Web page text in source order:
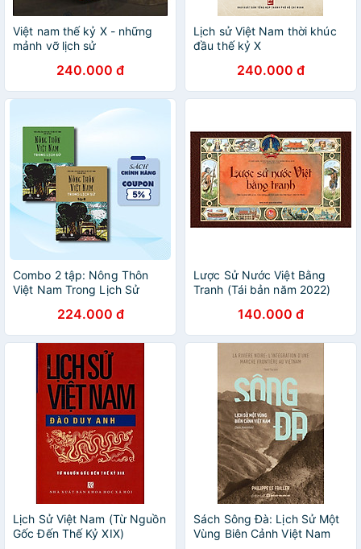
Việt nam thế kỷ X - những
mảnh vỡ lịch sử
240.000 đ
Lịch sử Việt Nam thời khúc
đầu thế kỷ X
240.000 đ
Combo 2 tập: Nông Thôn
Việt Nam Trong Lịch Sử
224.000 đ
Lược Sử Nước Việt Bằng
Tranh (Tái bản năm 2022)
140.000 đ
Lịch Sử Việt Nam (Từ Nguồn
Gốc Đến Thế Kỷ XIX)
Sách Sông Đà: Lịch Sử Một
Vùng Biên Cảnh Việt Nam